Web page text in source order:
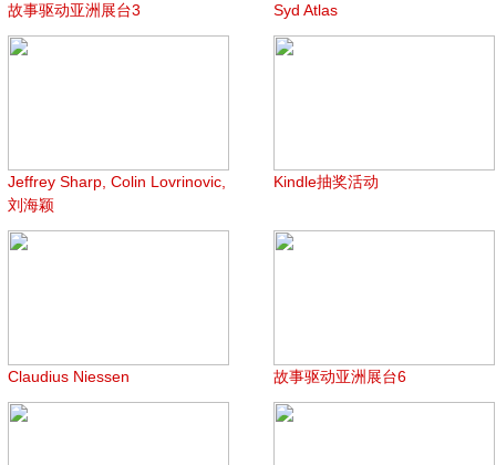
故事驱动亚洲展台3 Syd Atlas
Jeffrey Sharp, Colin Lovrinovic,
刘海颖
Kindle抽奖活动
Claudius Niessen 故事驱动亚洲展台6